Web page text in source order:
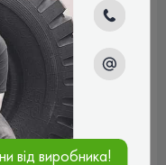
ребра, в кожному з
по обидва
відзначити, що на
поперечні насічки,
У плечових зонах
шашечки
яким дана модель
при маневруванні і
від виробника!